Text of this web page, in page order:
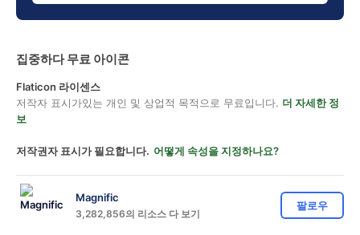
집중하다 무료 아이콘
Flaticon 라이센스
저작자 표시가있는 개인 및 상업적 목적으로 무료입니다. 더 자세한 정
보
저작권자 표시가 필요합니다. 어떻게 속성을 지정하나요?
Magnific
3,282,856의 리소스 다 보기
팔로우